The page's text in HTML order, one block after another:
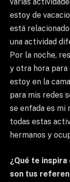
varias
estoy de
está
una actividad
Por la noche,
y otra hora para
estoy en la
para mis redes
se enfada es mi
todas estas
hermanos y
¿Qué te
son tus